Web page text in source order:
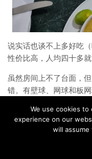
说实话也谈不上多好吃
性价比高，人均四十多就
虽然房间上不了台面，
错。有壁球、网球和板
We use cookies
experience on our
will